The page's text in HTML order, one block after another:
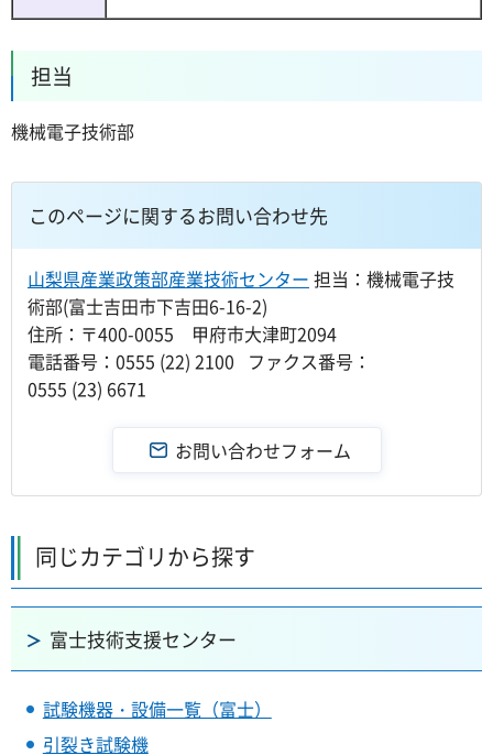
担当
機械電子技術部
このページに関するお問い合わせ先
山梨県産業政策部産業技術センター 担当：機械電子技
術部(富士吉田市下吉田6-16-2)
住所：〒400-0055 甲府市大津町2094
電話番号：0555 (22) 2100 ファクス番号：
0555 (23) 6671
同じカテゴリから探す
富士技術支援センター
試験機器・設備一覧（富士）
引裂き試験機